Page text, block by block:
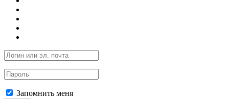
Запомнить меня